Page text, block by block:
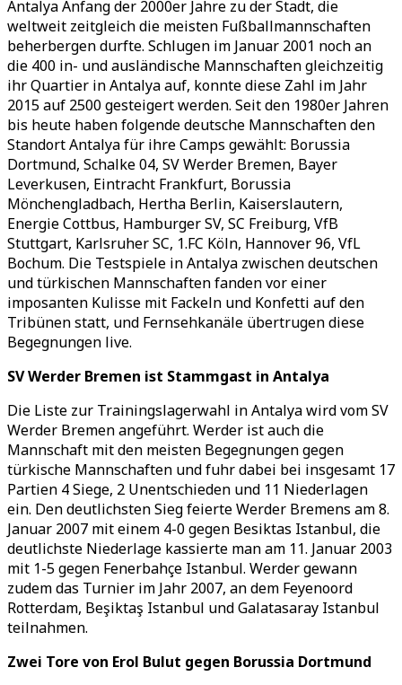
Antalya Anfang der 2000er Jahre zu der Stadt, die
weltweit zeitgleich die meisten Fußballmannschaften
beherbergen durfte. Schlugen im Januar 2001 noch an
die 400 in- und ausländische Mannschaften gleichzeitig
ihr Quartier in Antalya auf, konnte diese Zahl im Jahr
2015 auf 2500 gesteigert werden. Seit den 1980er Jahren
bis heute haben folgende deutsche Mannschaften den
Standort Antalya für ihre Camps gewählt: Borussia
Dortmund, Schalke 04, SV Werder Bremen, Bayer
Leverkusen, Eintracht Frankfurt, Borussia
Mönchengladbach, Hertha Berlin, Kaiserslautern,
Energie Cottbus, Hamburger SV, SC Freiburg, VfB
Stuttgart, Karlsruher SC, 1.FC Köln, Hannover 96, VfL
Bochum. Die Testspiele in Antalya zwischen deutschen
und türkischen Mannschaften fanden vor einer
imposanten Kulisse mit Fackeln und Konfetti auf den
Tribünen statt, und Fernsehkanäle übertrugen diese
Begegnungen live.
SV Werder Bremen ist Stammgast in Antalya
Die Liste zur Trainingslagerwahl in Antalya wird vom SV
Werder Bremen angeführt. Werder ist auch die
Mannschaft mit den meisten Begegnungen gegen
türkische Mannschaften und fuhr dabei bei insgesamt 17
Partien 4 Siege, 2 Unentschieden und 11 Niederlagen
ein. Den deutlichsten Sieg feierte Werder Bremens am 8.
Januar 2007 mit einem 4-0 gegen Besiktas Istanbul, die
deutlichste Niederlage kassierte man am 11. Januar 2003
mit 1-5 gegen Fenerbahçe Istanbul. Werder gewann
zudem das Turnier im Jahr 2007, an dem Feyenoord
Rotterdam, Beşiktaş Istanbul und Galatasaray Istanbul
teilnahmen.
Zwei Tore von Erol Bulut gegen Borussia Dortmund